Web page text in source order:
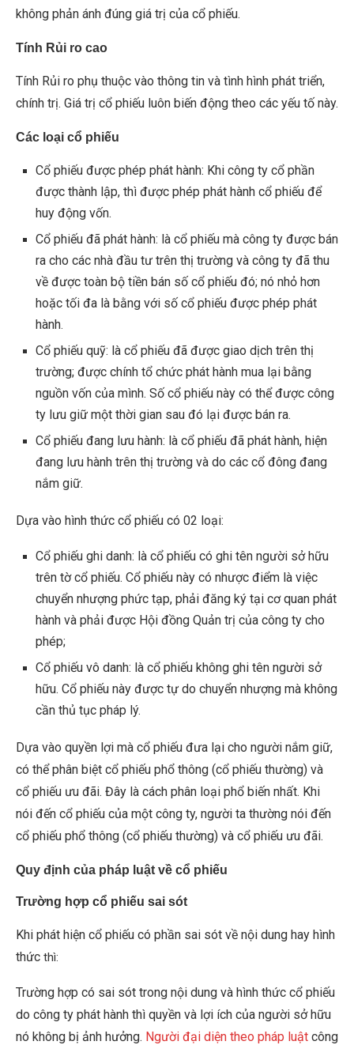
không phản ánh đúng giá trị của cổ phiếu.
Tính Rủi ro cao
Tính Rủi ro phụ thuộc vào thông tin và tình hình phát triển,
chính trị. Giá trị cổ phiếu luôn biến động theo các yếu tố này.
Các loại cổ phiếu
Cổ phiếu được phép phát hành: Khi công ty cổ phần
được thành lập, thì được phép phát hành cổ phiếu để
huy động vốn.
Cổ phiếu đã phát hành: là cổ phiếu mà công ty được bán
ra cho các nhà đầu tư trên thị trường và công ty đã thu
về được toàn bộ tiền bán số cổ phiếu đó; nó nhỏ hơn
hoặc tối đa là bằng với số cổ phiếu được phép phát
hành.
Cổ phiếu quỹ: là cổ phiếu đã được giao dịch trên thị
trường; được chính tổ chức phát hành mua lại bằng
nguồn vốn của mình. Số cổ phiếu này có thể được công
ty lưu giữ một thời gian sau đó lại được bán ra.
Cổ phiếu đang lưu hành: là cổ phiếu đã phát hành, hiện
đang lưu hành trên thị trường và do các cổ đông đang
nắm giữ.
Dựa vào hình thức cổ phiếu có 02 loại:
Cổ phiếu ghi danh: là cổ phiếu có ghi tên người sở hữu
trên tờ cổ phiếu. Cổ phiếu này có nhược điểm là việc
chuyển nhượng phức tạp, phải đăng ký tại cơ quan phát
hành và phải được Hội đồng Quản trị của công ty cho
phép;
Cổ phiếu vô danh: là cổ phiếu không ghi tên người sở
hữu. Cổ phiếu này được tự do chuyển nhượng mà không
cần thủ tục pháp lý.
Dựa vào quyền lợi mà cổ phiếu đưa lại cho người nắm giữ,
có thể phân biệt cổ phiếu phổ thông (cổ phiếu thường) và
cổ phiếu ưu đãi. Đây là cách phân loại phổ biến nhất. Khi
nói đến cổ phiếu của một công ty, người ta thường nói đến
cổ phiếu phổ thông (cổ phiếu thường) và cổ phiếu ưu đãi.
Quy định của pháp luật về cổ phiếu
Trường hợp cổ phiếu sai sót
Khi phát hiện cổ phiếu có phần sai sót về nội dung hay hình
thức thì:
Trường hợp có sai sót trong nội dung và hình thức cổ phiếu
do công ty phát hành thì quyền và lợi ích của người sở hữu
nó không bị ảnh hưởng. Người đại diện theo pháp luật công